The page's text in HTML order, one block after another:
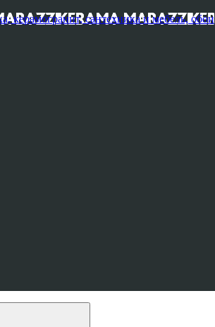
сантехника и мебель, обои